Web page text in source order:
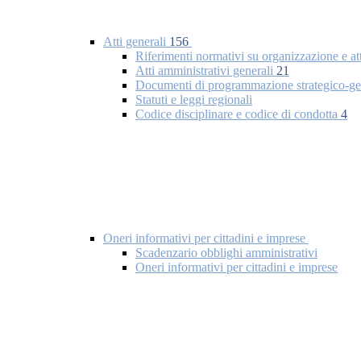
Atti generali 156
Riferimenti normativi su organizzazione e
Atti amministrativi generali 21
Documenti di programmazione strategico-
Statuti e leggi regionali
Codice disciplinare e codice di condotta 4
Oneri informativi per cittadini e imprese
Scadenzario obblighi amministrativi
Oneri informativi per cittadini e imprese